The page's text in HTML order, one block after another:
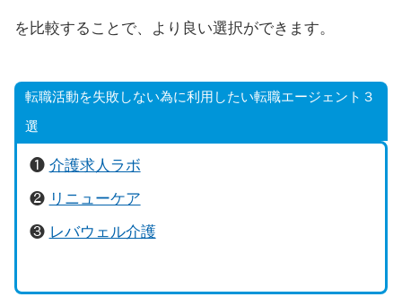
を比較することで、より良い選択ができます。
転職活動を失敗しない為に利用したい転職エージェント３
選
❶ 介護求人ラボ
❷ リニューケア
❸ レバウェル介護